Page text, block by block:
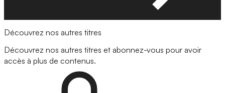
Découvrez nos autres titres
Découvrez nos autres titres et abonnez-vous pour avoir
accès à plus de contenus.